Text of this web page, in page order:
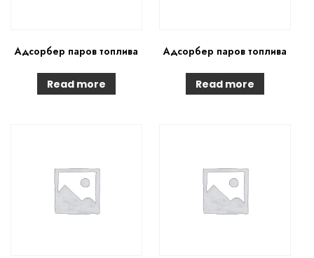
Адсорбер паров топлива
Read more
Адсорбер паров топлива
Read more